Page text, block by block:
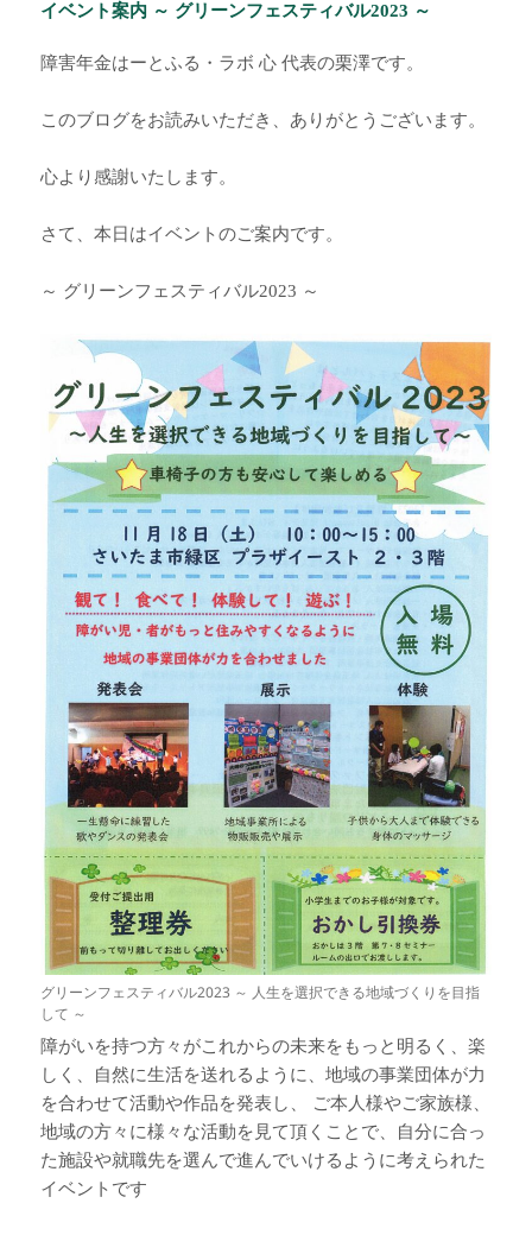
イベント案内 ～ グリーンフェスティバル2023 ～
障害年金はーとふる・ラボ 心 代表の栗澤です。
このブログをお読みいただき、ありがとうございます。
心より感謝いたします。
さて、本日はイベントのご案内です。
～ グリーンフェスティバル2023 ～
グリーンフェスティバル2023 ～ 人生を選択できる地域づくりを目指
して ～
障がいを持つ方々がこれからの未来をもっと明るく、楽
しく、自然に生活を送れるように、地域の事業団体が力
を合わせて活動や作品を発表し、 ご本人様やご家族様、
地域の方々に様々な活動を見て頂くことで、自分に合っ
た施設や就職先を選んで進んでいけるように考えられた
イベントです